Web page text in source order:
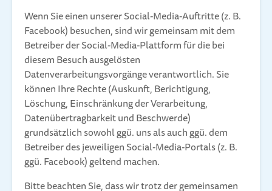
Wenn Sie einen unserer Social-Media-Auftritte (z. B.
Facebook) besuchen, sind wir gemeinsam mit dem
Betreiber der Social-Media-Plattform für die bei
diesem Besuch ausgelösten
Datenverarbeitungsvorgänge verantwortlich. Sie
können Ihre Rechte (Auskunft, Berichtigung,
Löschung, Einschränkung der Verarbeitung,
Datenübertragbarkeit und Beschwerde)
grundsätzlich sowohl ggü. uns als auch ggü. dem
Betreiber des jeweiligen Social-Media-Portals (z. B.
ggü. Facebook) geltend machen.
Bitte beachten Sie, dass wir trotz der gemeinsamen